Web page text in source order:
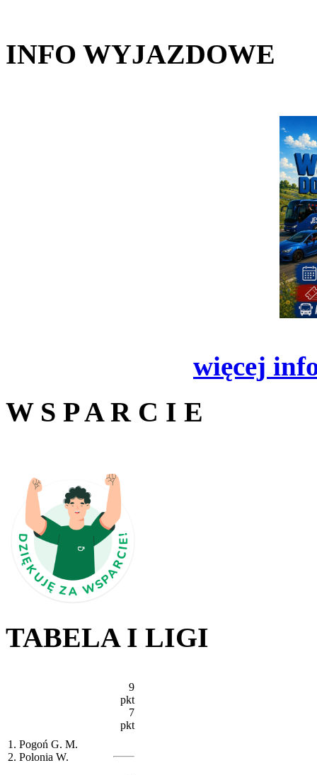
INFO WYJAZDOWE
więcej
W S P A R C I E
TABELA I LIGI
1. Pogoń G. M.
2. Polonia W.
9
pkt
7
pkt